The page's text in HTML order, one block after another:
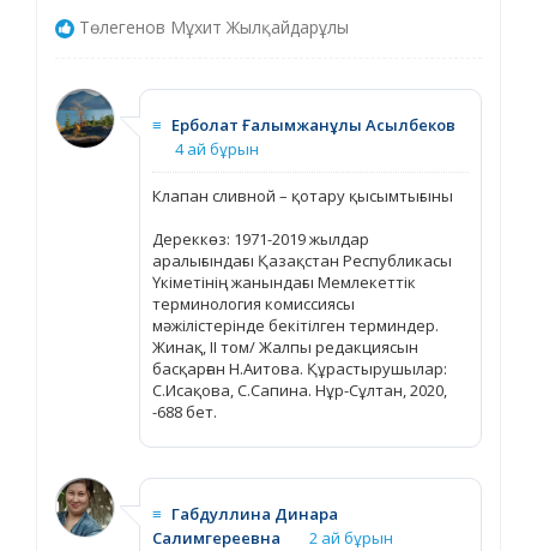
Төлегенов Мұхит Жылқайдарұлы
≡ Ерболат Ғалымжанұлы Асылбеков
4 ай бұрын
Клапан сливной – қотару қысымтығыны
Дереккөз: 1971-2019 жылдар
аралығындағы Қазақстан Республикасы
Үкіметінің жанындағы Мемлекеттік
терминология комиссиясы
мәжілістерінде бекітілген терминдер.
Жинақ, ІІ том/ Жалпы редакциясын
басқарған Н.Аитова. Құрастырушылар:
С.Исақова, С.Сапина. Нұр-Сұлтан, 2020,
-688 бет.
≡ Габдуллина Динара
Салимгереевна
2 ай бұрын